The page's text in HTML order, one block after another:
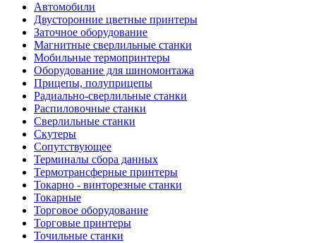
Автомобили
Двусторонние цветные принтеры
Заточное оборудование
Магнитные сверлильные станки
Мобильные термопринтеры
Оборудование для шиномонтажа
Прицепы, полуприцепы
Радиально-сверлильные станки
Распиловочные станки
Сверлильные станки
Скутеры
Сопутствующее
Терминалы сбора данных
Термотрансферные принтеры
Токарно - винторезные станки
Токарные
Торговое оборудование
Торговые принтеры
Точильные станки